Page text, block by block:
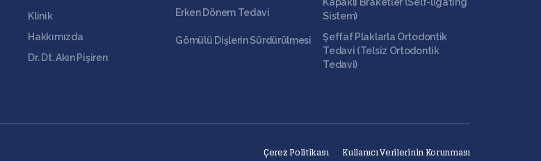
Klinik
Hakkımızda
Dr. Dt. Akın Pişiren
Erken Dönem Tedavi
Gömülü Dişlerin Sürdürülmesi
Sistem)
Şeffaf Plaklarla Ortodontik
Tedavi (Telsiz Ortodontik
Tedavi)
Çerez Politikası Kullanıcı Verilerinin Korunması